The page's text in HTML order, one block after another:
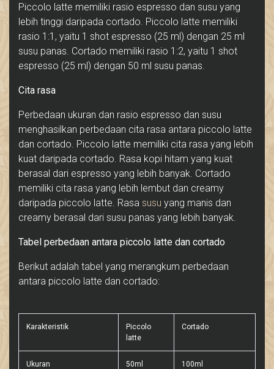
Piccolo latte memiliki rasio espresso dan susu yang
lebih tinggi daripada cortado. Piccolo latte memiliki
rasio 1:1, yaitu 1 shot espresso (25 ml) dengan 25 ml
susu panas. Cortado memiliki rasio 1:2, yaitu 1 shot
espresso (25 ml) dengan 50 ml susu panas.
Cita rasa
Perbedaan ukuran dan rasio espresso dan susu
menghasilkan perbedaan cita rasa antara piccolo latte
dan cortado. Piccolo latte memiliki cita rasa yang lebih
kuat daripada cortado. Rasa kopi hitam yang kuat
berasal dari espresso yang lebih banyak. Cortado
memiliki cita rasa yang lebih lembut dan creamy
daripada piccolo latte. Rasa susu yang manis dan
creamy berasal dari susu panas yang lebih banyak.
Tabel perbedaan antara piccolo latte dan cortado
Berikut adalah tabel yang merangkum perbedaan
antara piccolo latte dan cortado:
Karakteristik
Piccolo
latte
Cortado
Ukuran 50ml 100ml